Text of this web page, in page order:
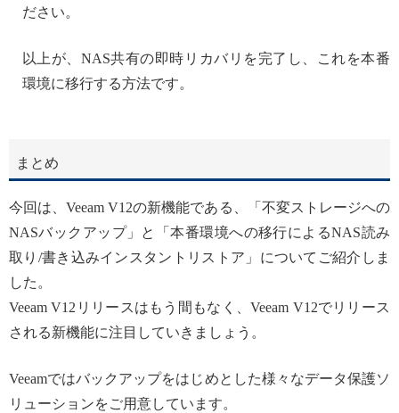
ださい。
以上が、NAS共有の即時リカバリを完了し、これを本番
環境に移行する方法です。
まとめ
今回は、Veeam V12の新機能である、「不変ストレージへの
NASバックアップ」と「本番環境への移行によるNAS読み
取り/書き込みインスタントリストア」についてご紹介しま
した。
Veeam V12リリースはもう間もなく、Veeam V12でリリース
される新機能に注目していきましょう。
Veeamではバックアップをはじめとした様々なデータ保護ソ
リューションをご用意しています。